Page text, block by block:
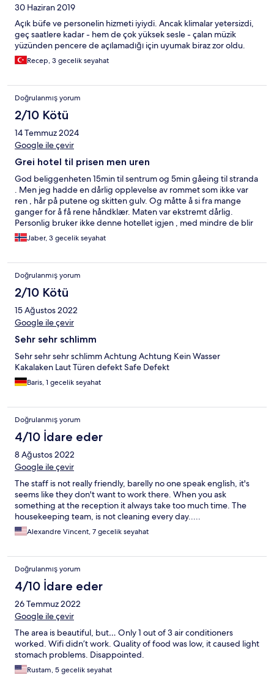
30 Haziran 2019
Açık büfe ve personelin hizmeti iyiydi. Ancak klimalar yetersizdi,
geç saatlere kadar - hem de çok yüksek sesle - çalan müzik
yüzünden pencere de açılamadığı için uyumak biraz zor oldu.
Recep, 3 gecelik seyahat
Doğrulanmış yorum
2/10 Kötü
14 Temmuz 2024
Google ile çevir
Grei hotel til prisen men uren
God beliggenheten 15min til sentrum og 5min gåeing til stranda
. Men jeg hadde en dårlig opplevelse av rommet som ikke var
ren , hår på putene og skitten gulv. Og måtte å si fra mange
ganger for å få rene håndklær. Maten var ekstremt dårlig.
Personlig bruker ikke denne hotellet igjen , med mindre de blir
bedre på det som er nevnt tidligere.
Jaber, 3 gecelik seyahat
Doğrulanmış yorum
2/10 Kötü
15 Ağustos 2022
Google ile çevir
Sehr sehr schlimm
Sehr sehr sehr schlimm Achtung Achtung Kein Wasser
Kakalaken Laut Türen defekt Safe Defekt
Baris, 1 gecelik seyahat
Doğrulanmış yorum
4/10 İdare eder
8 Ağustos 2022
Google ile çevir
The staff is not really friendly, barelly no one speak english, it's
seems like they don't want to work there. When you ask
something at the reception it always take too much time. The
housekeeping team, is not cleaning every day.....
Alexandre Vincent, 7 gecelik seyahat
Doğrulanmış yorum
4/10 İdare eder
26 Temmuz 2022
Google ile çevir
The area is beautiful, but… Only 1 out of 3 air conditioners
worked. Wifi didn’t work. Quality of food was low, it caused light
stomach problems. Disappointed.
Rustam, 5 gecelik seyahat